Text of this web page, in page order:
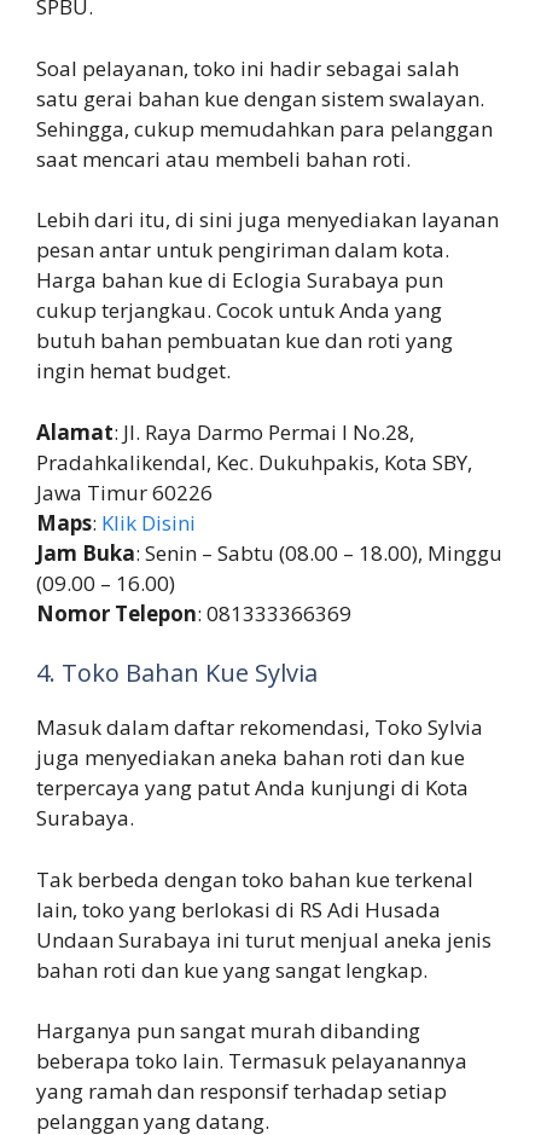
SPBU.
Soal pelayanan, toko ini hadir sebagai salah
satu gerai bahan kue dengan sistem swalayan.
Sehingga, cukup memudahkan para pelanggan
saat mencari atau membeli bahan roti.
Lebih dari itu, di sini juga menyediakan layanan
pesan antar untuk pengiriman dalam kota.
Harga bahan kue di Eclogia Surabaya pun
cukup terjangkau. Cocok untuk Anda yang
butuh bahan pembuatan kue dan roti yang
ingin hemat budget.
Alamat: Jl. Raya Darmo Permai I No.28,
Pradahkalikendal, Kec. Dukuhpakis, Kota SBY,
Jawa Timur 60226
Maps: Klik Disini
Jam Buka: Senin – Sabtu (08.00 – 18.00), Minggu
(09.00 – 16.00)
Nomor Telepon: 081333366369
4. Toko Bahan Kue Sylvia
Masuk dalam daftar rekomendasi, Toko Sylvia
juga menyediakan aneka bahan roti dan kue
terpercaya yang patut Anda kunjungi di Kota
Surabaya.
Tak berbeda dengan toko bahan kue terkenal
lain, toko yang berlokasi di RS Adi Husada
Undaan Surabaya ini turut menjual aneka jenis
bahan roti dan kue yang sangat lengkap.
Harganya pun sangat murah dibanding
beberapa toko lain. Termasuk pelayanannya
yang ramah dan responsif terhadap setiap
pelanggan yang datang.